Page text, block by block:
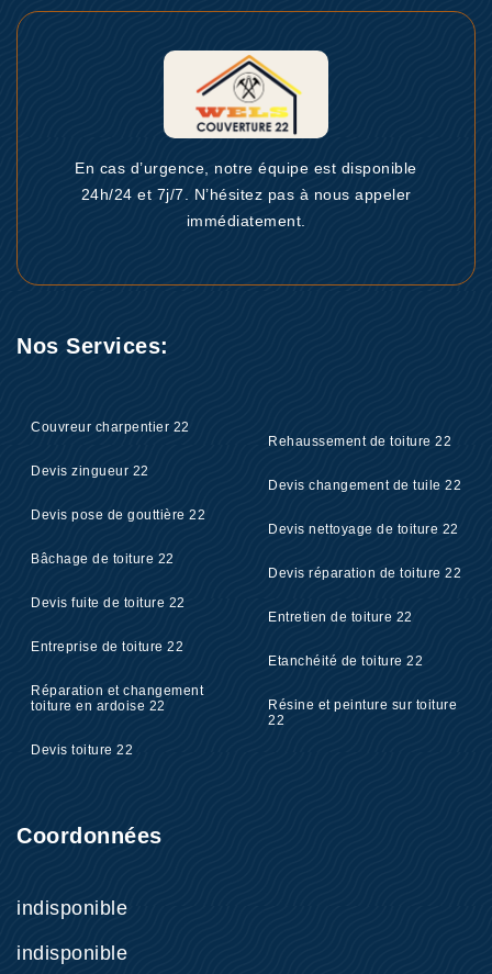
En cas d’urgence, notre équipe est disponible
24h/24 et 7j/7. N’hésitez pas à nous appeler
immédiatement.
Nos Services:
Couvreur charpentier 22
Devis zingueur 22
Devis pose de gouttière 22
Bâchage de toiture 22
Devis fuite de toiture 22
Entreprise de toiture 22
Réparation et changement
toiture en ardoise 22
Devis toiture 22
Rehaussement de toiture 22
Devis changement de tuile 22
Devis nettoyage de toiture 22
Devis réparation de toiture 22
Entretien de toiture 22
Etanchéité de toiture 22
Résine et peinture sur toiture
22
Coordonnées
indisponible
indisponible